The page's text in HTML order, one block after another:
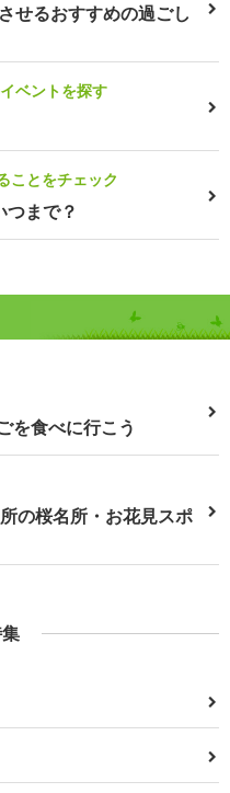
せるおすすめの過ごし
ベントを探す
ことをチェック
まで？
を食べに行こう
の桜名所・お花見スポ